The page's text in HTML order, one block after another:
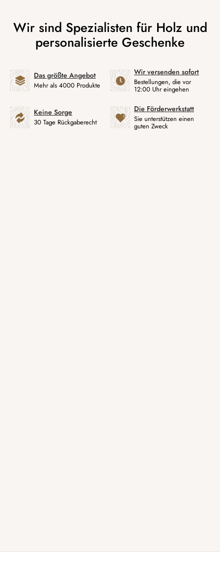
Das größte Angebot
Mehr als 4000 Produkte
Wir versenden sofort
Bestellungen, die vor
12:00 Uhr eingehen
Keine Sorge
30 Tage Rückgaberecht
Die Förderwerkstatt
Sie unterstützen einen
guten Zweck